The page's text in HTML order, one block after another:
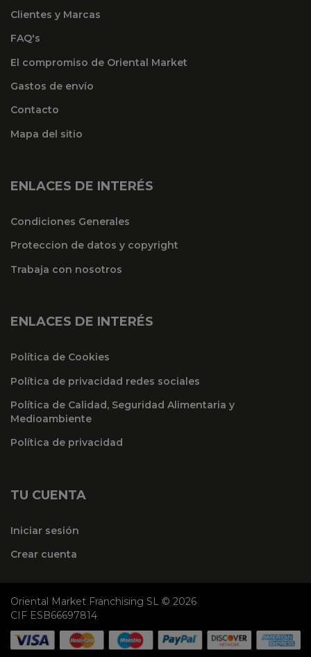
Clientes y Marcas
FAQ's
El compromiso de Oriental Market
Gastos de envío
Contacto
Mapa del sitio
ENLACES DE INTERÉS
Condiciones Generales
Proteccion de datos y copyright
Trabaja con nosotros
ENLACES DE INTERÉS
Política de Cookies
Política de privacidad redes sociales
Política de Calidad, Seguridad Alimentaria y
Medioambiente
Política de privacidad
TU CUENTA
Iniciar sesión
Crear cuenta
Oriental Market Franchising SL © 2026
CIF ESB66697814